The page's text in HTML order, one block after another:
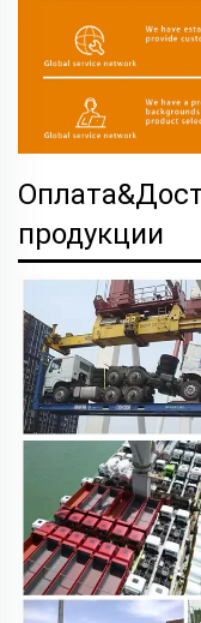
продукции